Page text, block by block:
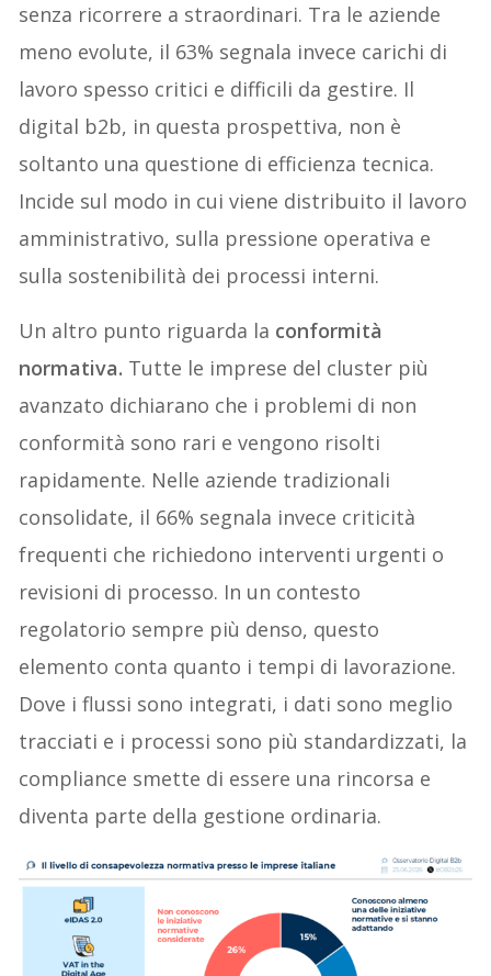
senza ricorrere a straordinari. Tra le aziende
meno evolute, il 63% segnala invece carichi di
lavoro spesso critici e difficili da gestire. Il
digital b2b, in questa prospettiva, non è
soltanto una questione di efficienza tecnica.
Incide sul modo in cui viene distribuito il lavoro
amministrativo, sulla pressione operativa e
sulla sostenibilità dei processi interni.
Un altro punto riguarda la conformità
normativa. Tutte le imprese del cluster più
avanzato dichiarano che i problemi di non
conformità sono rari e vengono risolti
rapidamente. Nelle aziende tradizionali
consolidate, il 66% segnala invece criticità
frequenti che richiedono interventi urgenti o
revisioni di processo. In un contesto
regolatorio sempre più denso, questo
elemento conta quanto i tempi di lavorazione.
Dove i flussi sono integrati, i dati sono meglio
tracciati e i processi sono più standardizzati, la
compliance smette di essere una rincorsa e
diventa parte della gestione ordinaria.